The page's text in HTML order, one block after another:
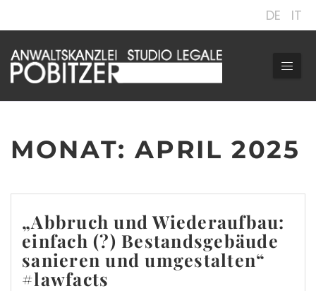
DE IT
MONAT:APRIL 2025
„Abbruch und Wiederaufbau:
einfach (?) Bestandsgebäude
sanieren und umgestalten“
#lawfacts